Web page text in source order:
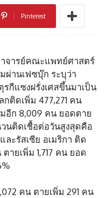
Pinterest
จารย์คณะแพทย์ศาสตร์
านเฟซบุ๊ก ระบุว่า
กีแซงฝรั่งเศสขึ้นมาเป็น
ติดเพิ่ม 477,271 คน
อีก 8,009 คน ยอดตาย
นติดเชื้อต่อวันสูงสุดคือ
ะรัสเซีย อเมริกา ติด
ตายเพิ่ม 1,717 คน ยอด
คน ตายเพิ่ม 291 คน